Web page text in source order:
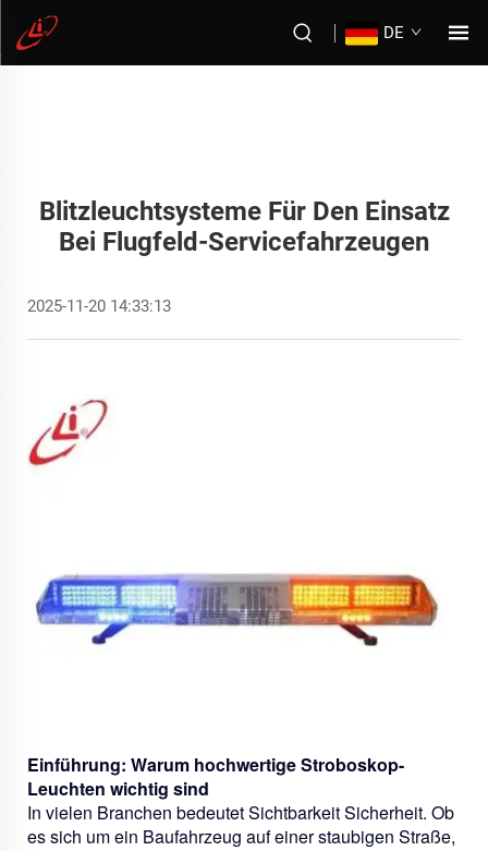
DE
Blitzleuchtsysteme Für Den Einsatz
Bei Flugfeld-Servicefahrzeugen
2025-11-20 14:33:13
Einführung: Warum hochwertige Stroboskop-
Leuchten wichtig sind
In vielen Branchen bedeutet Sichtbarkeit Sicherheit. Ob
es sich um ein Baufahrzeug auf einer staubigen Straße,